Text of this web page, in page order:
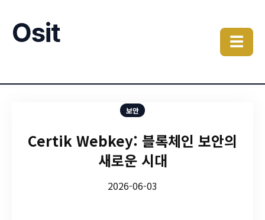
Osit ☰
보안
Certik Webkey: 블록체인 보안의
새로운 시대
2026-06-03